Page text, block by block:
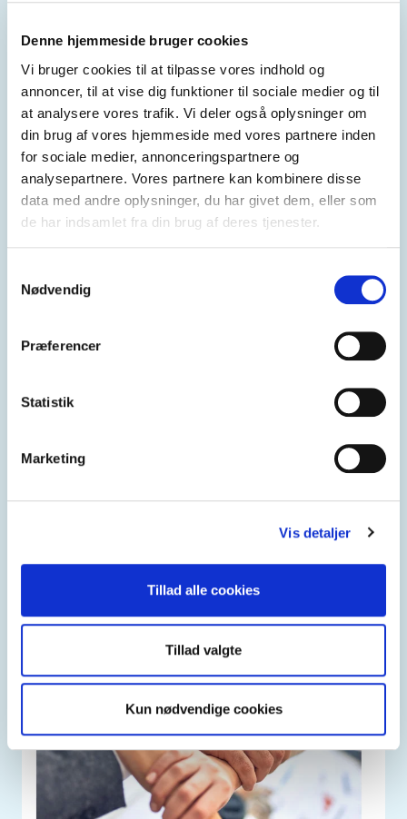
Denne hjemmeside bruger cookies
Vi bruger cookies til at tilpasse vores indhold og
annoncer, til at vise dig funktioner til sociale medier og til
at analysere vores trafik. Vi deler også oplysninger om
din brug af vores hjemmeside med vores partnere inden
for sociale medier, annonceringspartnere og
analysepartnere. Vores partnere kan kombinere disse
data med andre oplysninger, du har givet dem, eller som
de har indsamlet fra din brug af deres tjenester.
Nødvendig
Præferencer
Statistik
Marketing
Vis detaljer
Tillad alle cookies
Tillad valgte
Kun nødvendige cookies
project-easier.eu
Antallet af døve på verdensplan ligger på 76
millioner, så det står klart, at effektiv
kommunikation ikke er en selvfølge for alle.